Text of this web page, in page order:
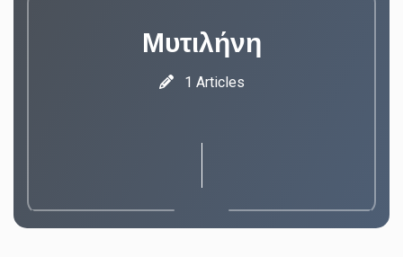
Μυτιλήνη
1 Articles